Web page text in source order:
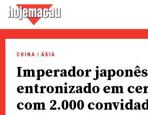
content
CHINA / ÁSIA
Imperador japonês
entronizado em
com 2.000